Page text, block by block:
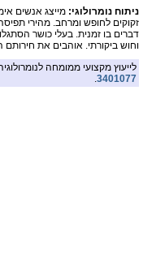
ניתוח נומרולוגי: מייצג אנשים
זקוקים לחופש ומרחב. מהירי
דברים בו זמנית. בעלי כושר
וחוש ביקורתי. אוהבים את חירותם
לייעוץ מקצועי ממומחה
3401077
.